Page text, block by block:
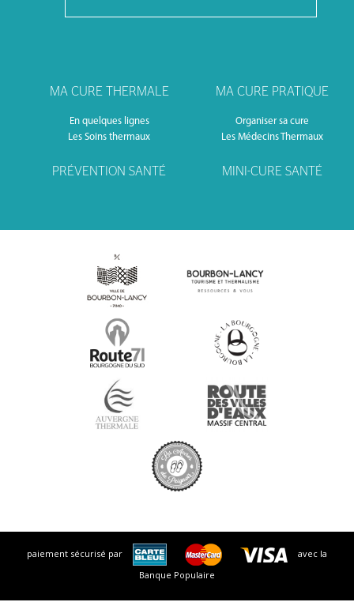
MA CURE THERMALE
En quelques lignes
Les Soins thermaux
MA CURE PRATIQUE
Organiser sa cure
Les Médecins Thermaux
PRÉVENTION SANTÉ MINI-CURE SANTÉ
paiement sécurisé par
avec la
Banque Populaire